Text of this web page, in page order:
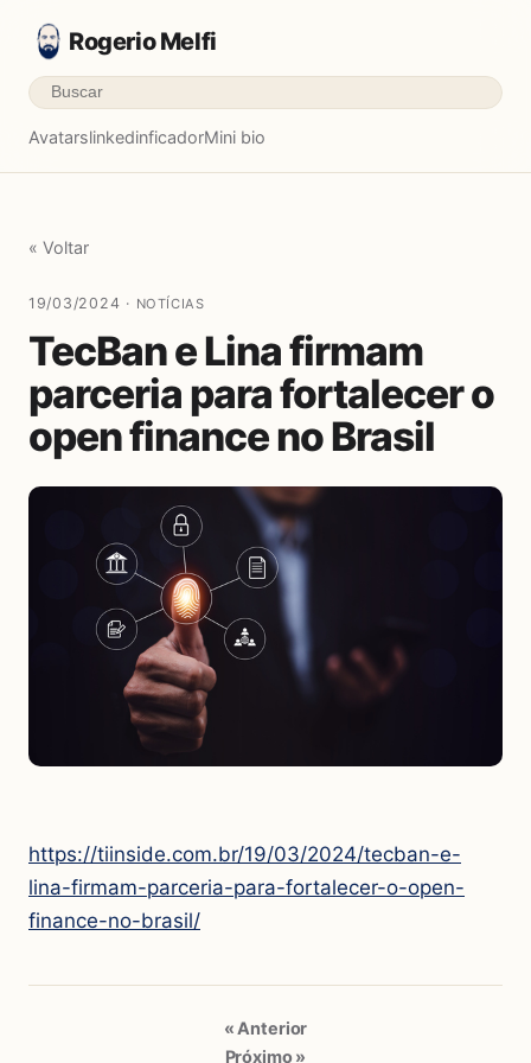
Rogerio Melfi
AvatarslinkedinficadorMini bio
« Voltar
19/03/2024 · NOTÍCIAS
TecBan e Lina firmam
parceria para fortalecer o
open finance no Brasil
https://tiinside.com.br/19/03/2024/tecban-e-
lina-firmam-parceria-para-fortalecer-o-open-
finance-no-brasil/
« Anterior
Próximo »